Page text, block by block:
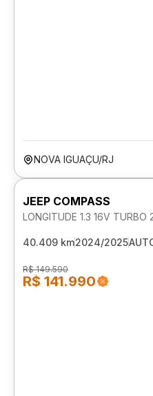
NOVA IGUAÇU/RJ
JEEP COMPASS
LONGITUDE 1.3 16V
40.409 km2024/2025
R$ 149.590
R$ 141.990